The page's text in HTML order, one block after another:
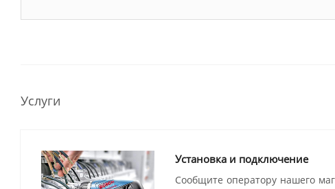
Услуги
Установка и подключение
Сообщите оператору нашего